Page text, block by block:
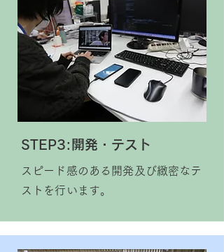
STEP3:開発・テスト
スピード感のある開発及び緻密なテ
ストを行います。